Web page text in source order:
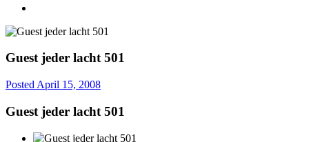
Guest jeder lacht 501
Posted April 15, 2008
Guest jeder lacht 501